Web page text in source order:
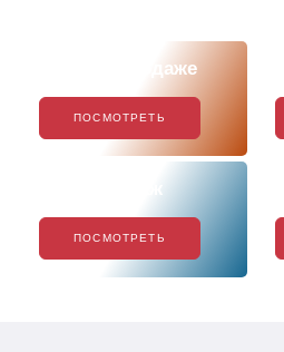
Скоро в продаже
ПОСМОТРЕТЬ
ПОСМОТРЕТЬ